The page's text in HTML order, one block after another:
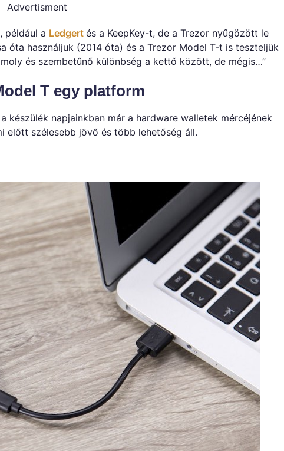
Advertisment
például a Ledgert és a KeepKey-t, de a Trezor nyűgözött le
óta használjuk (2014 óta) és a Trezor Model T-t is teszteljük
és szembetűnő különbség a kettő között, de mégis…”
T egy platform
készülék napjainkban már a hardware walletek mércéjének
előtt szélesebb jövő és több lehetőség áll.